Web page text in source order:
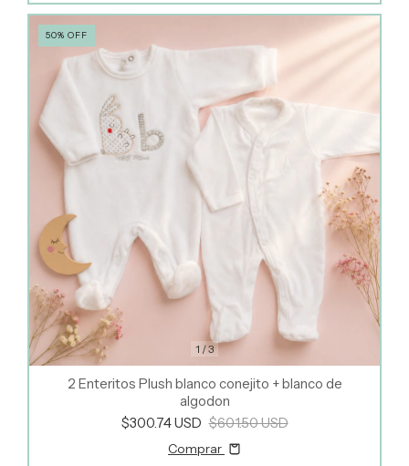
1 /3
50% OFF
2 Enteritos Plush blanco conejito + blanco de
algodon
$300.74 USD $601.50 USD
Comprar